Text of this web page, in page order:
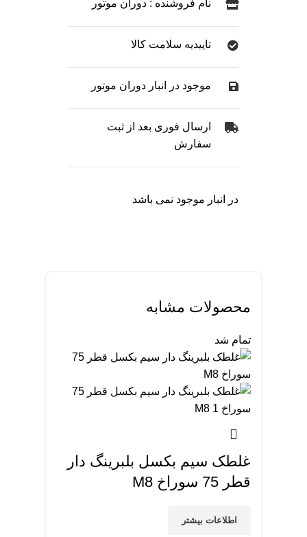
نام فروشنده : دوران موتور
تاییدیه سلامت کالا
موجود در انبار دوران موتور
ارسال فوری بعد از ثبت
سفارش
در انبار موجود نمی باشد
محصولات مشابه
تمام شد
غلطک سیم بکسل بلبرینگ دار
قطر 75 سوراخ M8
اطلاعات بیشتر